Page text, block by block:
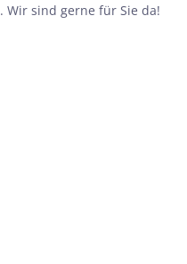
Wir sind gerne für Sie da!